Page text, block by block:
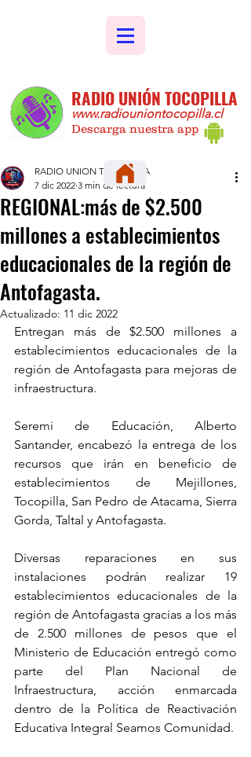
RADIO UNIÓN TOCOPILLA
www.radiouniontocopilla.cl
Descarga nuestra app
REGIONAL:más de $2.500
millones a establecimientos
educacionales de la región de
Antofagasta.
RADIO UNION TOCOPILLA
7 dic 2022 3 min de lectura
Actualizado: 11 dic 2022
Entregan más de $2.500 millones a
establecimientos educacionales de la
región de Antofagasta para mejoras de
infraestructura.
Seremi de Educación, Alberto
Santander, encabezó la entrega de los
recursos que irán en beneficio de
establecimientos de Mejillones,
Tocopilla, San Pedro de Atacama, Sierra
Gorda, Taltal y Antofagasta.
Diversas reparaciones en sus
instalaciones podrán realizar 19
establecimientos educacionales de la
región de Antofagasta gracias a los más
de 2.500 millones de pesos que el
Ministerio de Educación entregó como
parte del Plan Nacional de
Infraestructura, acción enmarcada
dentro de la Política de Reactivación
Educativa Integral Seamos Comunidad.